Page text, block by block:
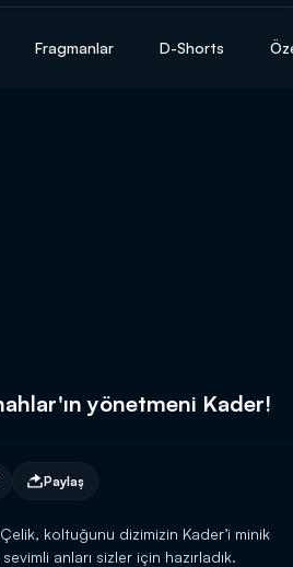
Fragmanlar D-Shorts
yönetmeni Kader!
Paylaş
koltuğunu dizimizin Kader’i minik
anları sizler için hazırladık.